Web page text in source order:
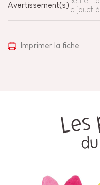
Avertissement(s)
le jouet
Imprimer la fiche